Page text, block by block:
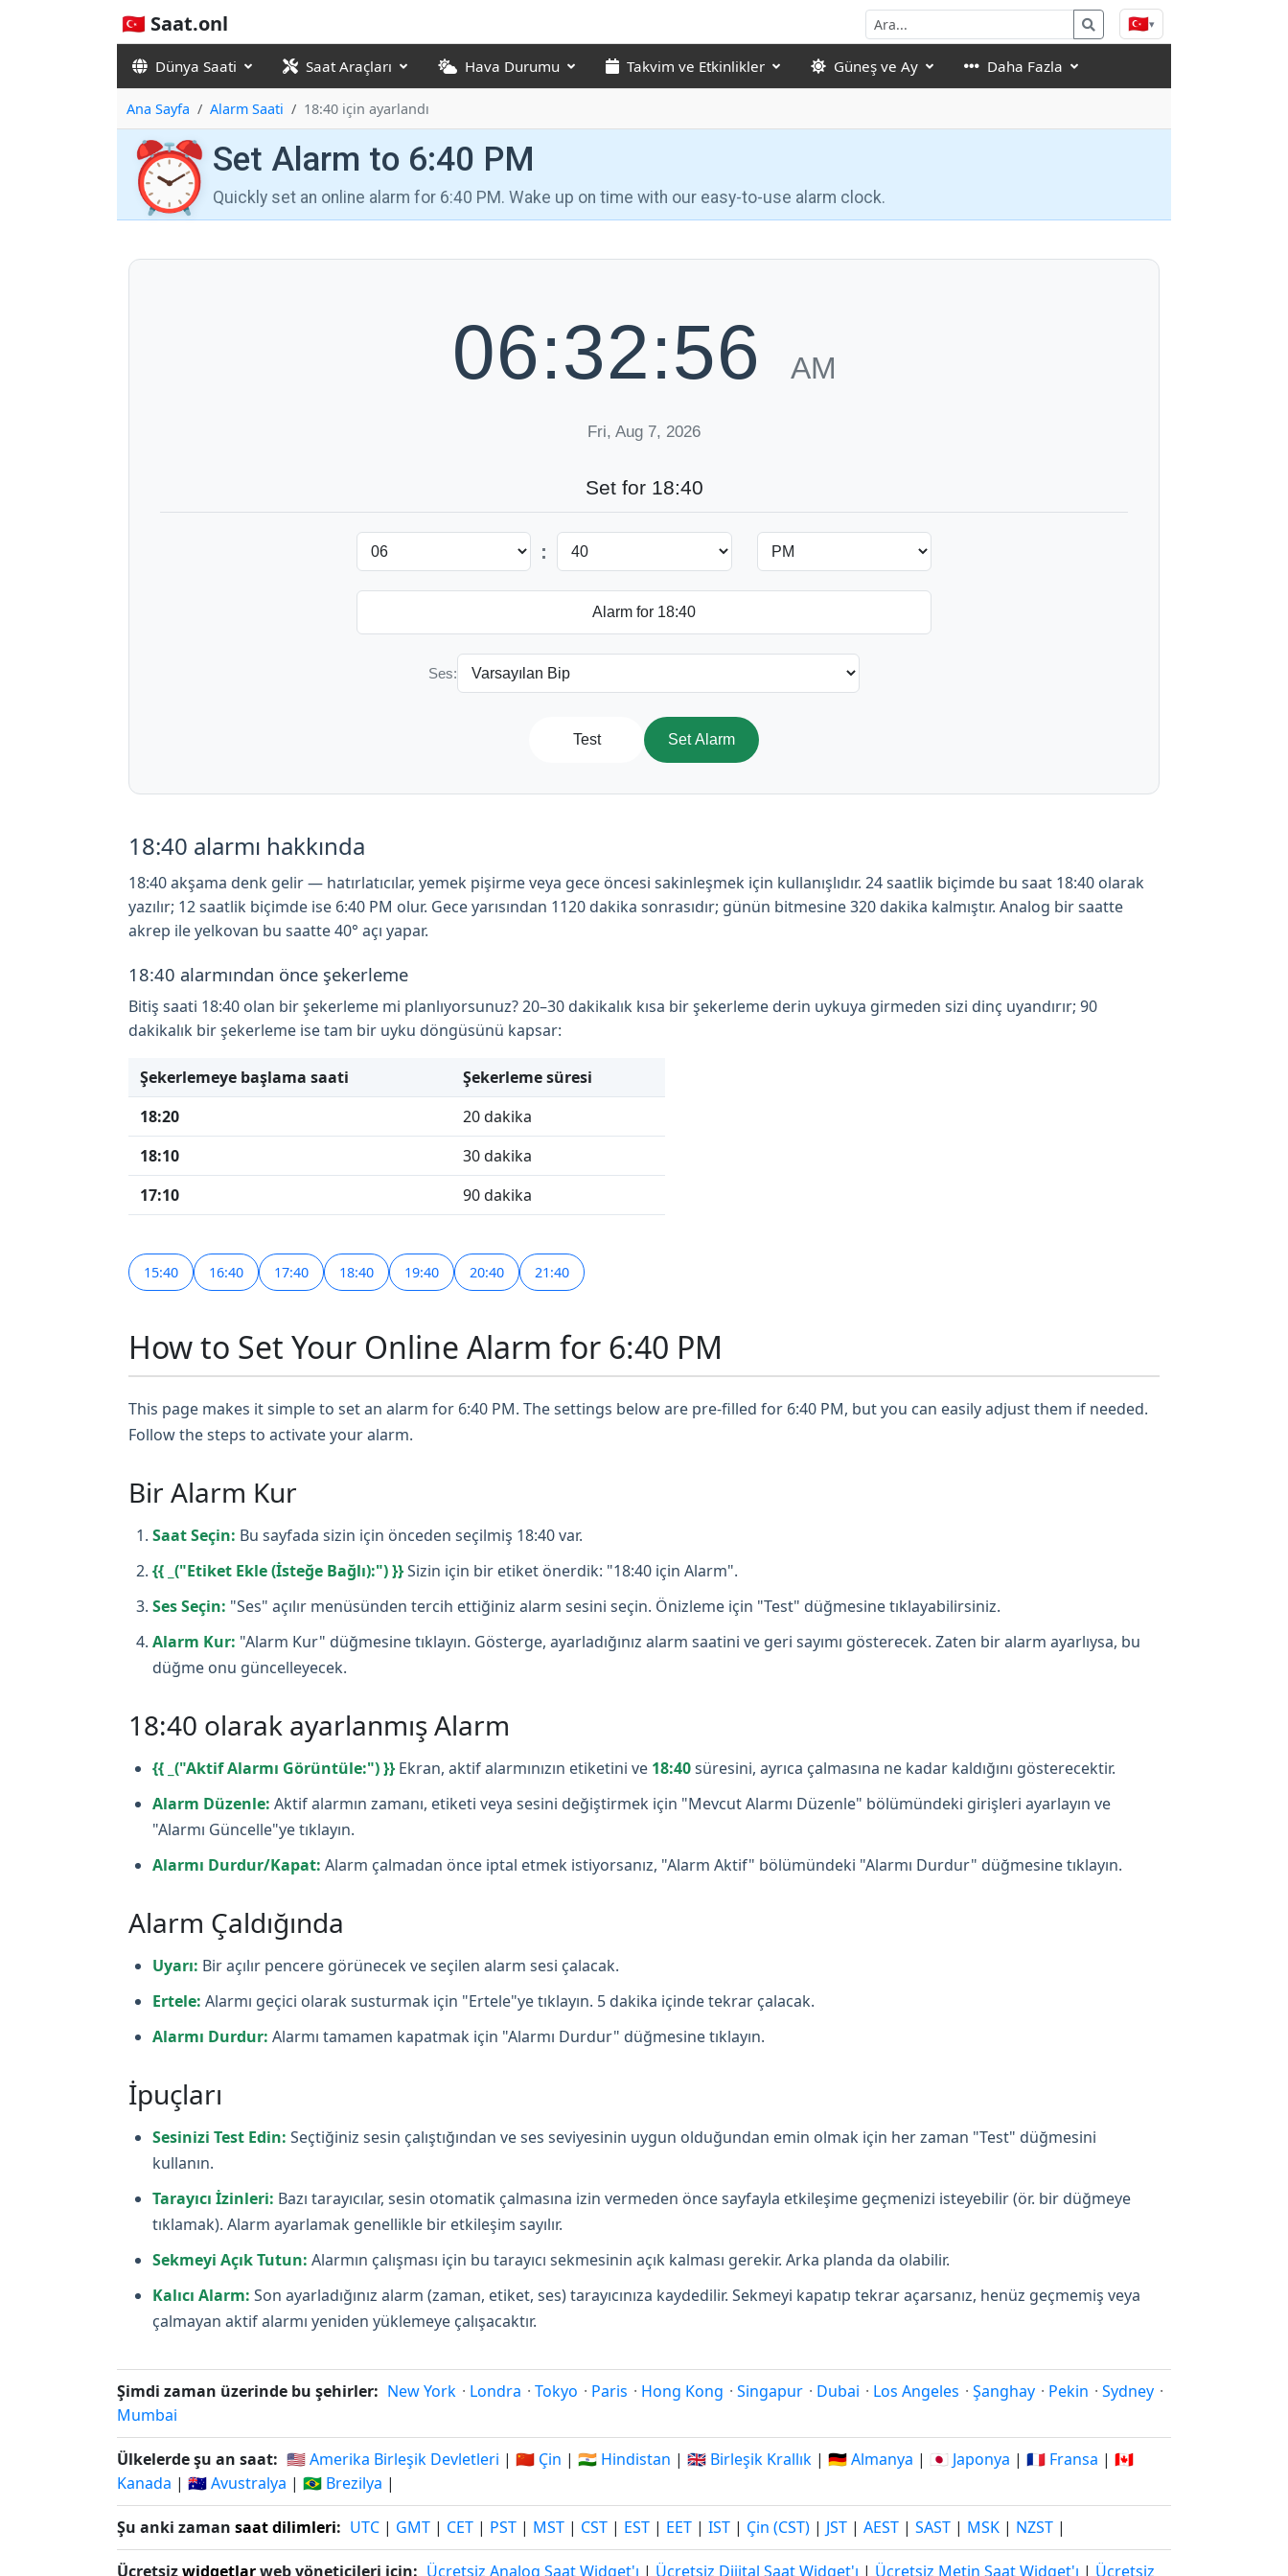
🇹🇷 Saat.onl 🇹🇷▾
Dünya Saati Saat Araçları Hava Durumu Takvim ve Etkinlikler Güneş ve Ay Daha Fazla
Ana Sayfa Alarm Saati 18:40 için ayarlandı
⏰ Set Alarm to 6:40 PM
Quickly set an online alarm for 6:40 PM. Wake up on time with our easy-to-use alarm clock.
06:32:57 AM
Fri, Aug 7, 2026
Set for 18:40
:
Ses:
Test Set Alarm
18:40 alarmı hakkında
18:40 akşama denk gelir — hatırlatıcılar, yemek pişirme veya gece öncesi sakinleşmek için kullanışlıdır. 24 saatlik biçimde bu saat 18:40 olarak
yazılır; 12 saatlik biçimde ise 6:40 PM olur. Gece yarısından 1120 dakika sonrasıdır; günün bitmesine 320 dakika kalmıştır. Analog bir saatte
akrep ile yelkovan bu saatte 40° açı yapar.
18:40 alarmından önce şekerleme
Bitiş saati 18:40 olan bir şekerleme mi planlıyorsunuz? 20–30 dakikalık kısa bir şekerleme derin uykuya girmeden sizi dinç uyandırır; 90
dakikalık bir şekerleme ise tam bir uyku döngüsünü kapsar:
Şekerlemeye başlama saati
Şekerleme süresi
18:20
20 dakika
18:10
30 dakika
17:10
90 dakika
15:40 16:40 17:40 18:40 19:40 20:40 21:40
How to Set Your Online Alarm for 6:40 PM
This page makes it simple to set an alarm for 6:40 PM. The settings below are pre-filled for 6:40 PM, but you can easily adjust them if needed.
Follow the steps to activate your alarm.
Bir Alarm Kur
Saat Seçin: Bu sayfada sizin için önceden seçilmiş 18:40 var.
{{ _("Etiket Ekle (İsteğe Bağlı):") }}Sizin için bir etiket önerdik: "18:40 için Alarm".
Ses Seçin: "Ses" açılır menüsünden tercih ettiğiniz alarm sesini seçin. Önizleme için "Test" düğmesine tıklayabilirsiniz.
Alarm Kur: "Alarm Kur" düğmesine tıklayın. Gösterge, ayarladığınız alarm saatini ve geri sayımı gösterecek. Zaten bir alarm ayarlıysa, bu
düğme onu güncelleyecek.
18:40 olarak ayarlanmış Alarm
{{ _("Aktif Alarmı Görüntüle:") }} Ekran, aktif alarmınızın etiketini ve 18:40süresini, ayrıca çalmasına ne kadar kaldığını gösterecektir.
Alarm Düzenle: Aktif alarmın zamanı, etiketi veya sesini değiştirmek için "Mevcut Alarmı Düzenle" bölümündeki girişleri ayarlayın ve
"Alarmı Güncelle"ye tıklayın.
Alarmı Durdur/Kapat: Alarm çalmadan önce iptal etmek istiyorsanız, "Alarm Aktif" bölümündeki "Alarmı Durdur" düğmesine tıklayın.
Alarm Çaldığında
Uyarı: Bir açılır pencere görünecek ve seçilen alarm sesi çalacak.
Ertele: Alarmı geçici olarak susturmak için "Ertele"ye tıklayın. 5 dakika içinde tekrar çalacak.
Alarmı Durdur: Alarmı tamamen kapatmak için "Alarmı Durdur" düğmesine tıklayın.
İpuçları
Sesinizi Test Edin: Seçtiğiniz sesin çalıştığından ve ses seviyesinin uygun olduğundan emin olmak için her zaman "Test" düğmesini
kullanın.
Tarayıcı İzinleri: Bazı tarayıcılar, sesin otomatik çalmasına izin vermeden önce sayfayla etkileşime geçmenizi isteyebilir (ör. bir düğmeye
tıklamak). Alarm ayarlamak genellikle bir etkileşim sayılır.
Sekmeyi Açık Tutun: Alarmın çalışması için bu tarayıcı sekmesinin açık kalması gerekir. Arka planda da olabilir.
Kalıcı Alarm: Son ayarladığınız alarm (zaman, etiket, ses) tarayıcınıza kaydedilir. Sekmeyi kapatıp tekrar açarsanız, henüz geçmemiş veya
çalmayan aktif alarmı yeniden yüklemeye çalışacaktır.
Şimdi zaman üzerinde bu şehirler: New York · Londra · Tokyo · Paris · Hong Kong · Singapur · Dubai · Los Angeles · Şanghay · Pekin · Sydney ·
Mumbai
Ülkelerde şu an saat: 🇺🇸 Amerika Birleşik Devletleri | 🇨🇳 Çin | 🇮🇳 Hindistan | 🇬🇧 Birleşik Krallık | 🇩🇪 Almanya | 🇯🇵 Japonya | 🇫🇷 Fransa | 🇨🇦
Kanada | 🇦🇺 Avustralya | 🇧🇷 Brezilya |
Şu anki zaman saat dilimleri: UTC | GMT | CET | PST | MST | CST | EST | EET | IST | Çin (CST) | JST | AEST | SAST | MSK | NZST |
Ücretsizwidgetlarweb yöneticileri için: Ücretsiz Analog Saat Widget'ı | Ücretsiz Dijital Saat Widget'ı | Ücretsiz Metin Saat Widget'ı | Ücretsiz